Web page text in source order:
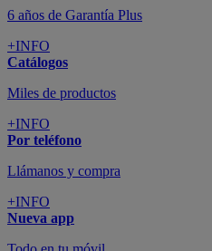
6 años de Garantía Plus
+INFO
Catálogos
Miles de productos
+INFO
Por teléfono
Llámanos y compra
+INFO
Nueva app